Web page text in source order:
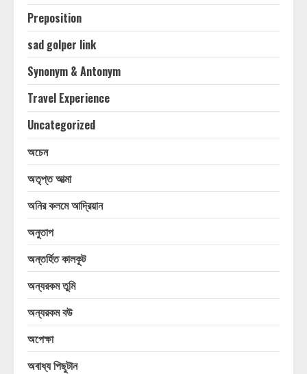
Preposition
sad golper link
Synonym & Antonym
Travel Experience
Uncategorized
অচেন
অতৃপ্ত আত্মা
অনির কলমে আদ্রিয়ান
অনুতাপ
অন্তর্হিত কালকূট
অন্যরকম তুমি
অন্যরকম বউ
অপেক্ষা
অবাধ্য পিছুটান